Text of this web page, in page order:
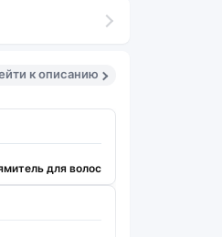
к описанию
для волос